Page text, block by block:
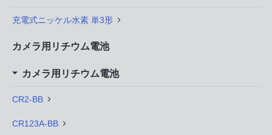
充電式ニッケル水素 単3形
カメラ用リチウム電池
カメラ用リチウム電池
CR2-BB
CR123A-BB